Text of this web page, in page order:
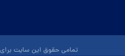
تمامی حقوق این سایت